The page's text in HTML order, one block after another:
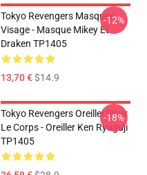
Tokyo Revengers Masques
Visage - Masque Mikey Et
Draken TP1405
13,70 €$14.9
-12%
Tokyo Revengers Oreiller Pour
Le Corps - Oreiller Ken Ryuguji
TP1405
-18%